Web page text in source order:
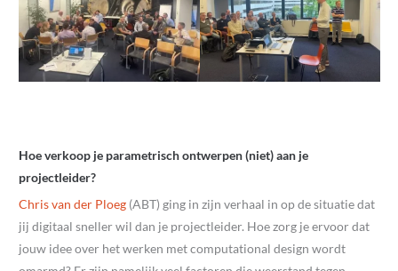
Hoe verkoop je parametrisch ontwerpen (niet) aan je
projectleider?
Chris van der Ploeg (ABT) ging in zijn verhaal in op de situatie dat
jij digitaal sneller wil dan je projectleider. Hoe zorg je ervoor dat
jouw idee over het werken met computational design wordt